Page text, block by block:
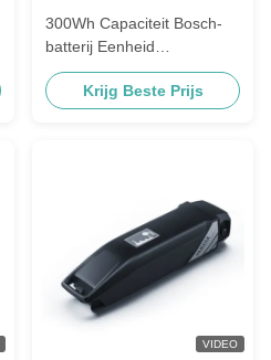
300Wh Capaciteit Bosch-
batterij Eenheid
Betrouwbare energie voor
industriële toepassingen
Krijg Beste Prijs
VIDEO